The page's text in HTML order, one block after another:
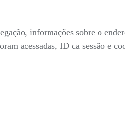
informações sobre o
acessadas, ID da sessão e